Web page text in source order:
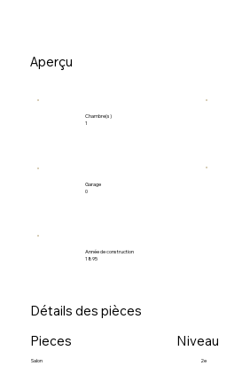
Aperçu
Chambre(s)
1
Garage
0
Année de construction
1895
Détails des pièces
Pieces
Salon
Niveau
2e